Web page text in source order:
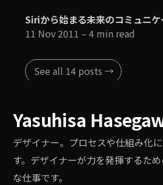
Siriから始まる未来のコミュニ
11 Nov 2011 – 4 min read
See all 14 posts →
Yasuhisa
デザイナー。プロセスや仕組み化
す。デザイナーが力を発揮するた
な仕事です。